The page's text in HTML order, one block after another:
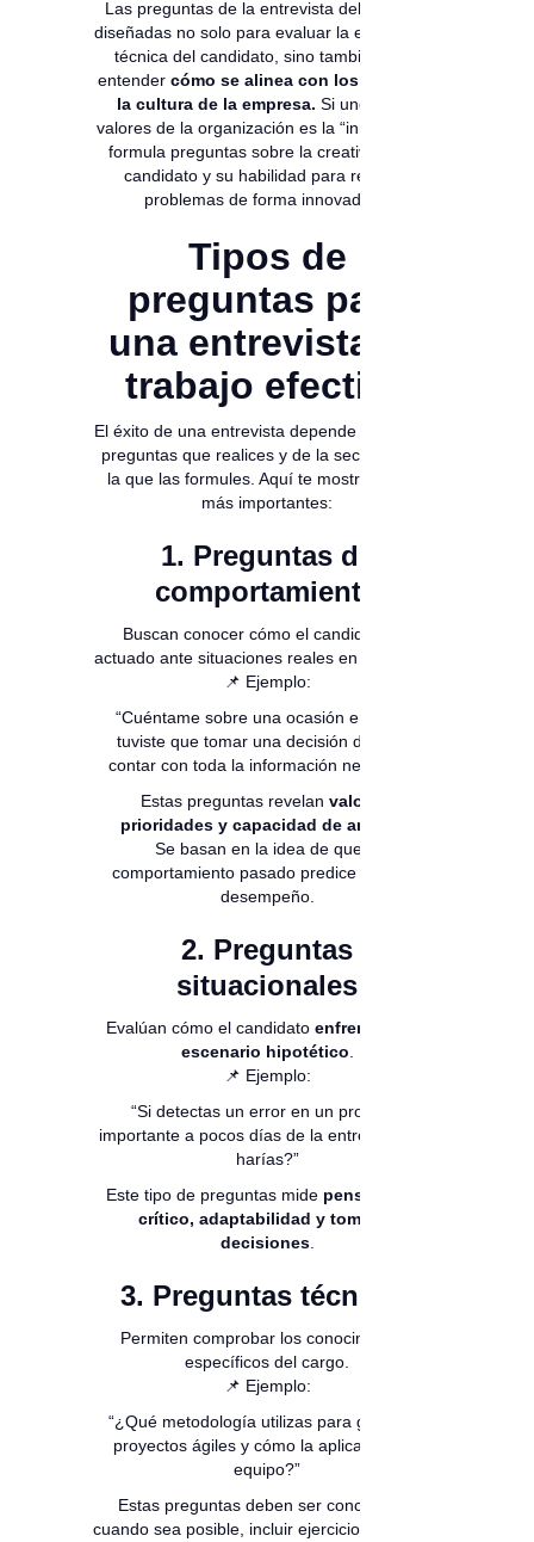
Las preguntas de la entrevista deben estar
diseñadas no solo para evaluar la experiencia
técnica del candidato, sino también para
entender cómo se alinea con los valores y
la cultura de la empresa. Si uno de los
valores de la organización es la “innovación”,
formula preguntas sobre la creatividad del
candidato y su habilidad para resolver
problemas de forma innovadora.
Tipos de
preguntas para
una entrevista de
trabajo efectiva
El éxito de una entrevista depende del tipo de
preguntas que realices y de la secuencia en
la que las formules. Aquí te mostramos las
más importantes:
1. Preguntas de
comportamiento
Buscan conocer cómo el candidato ha
actuado ante situaciones reales en el pasado.
📌 Ejemplo:
“Cuéntame sobre una ocasión en la que
tuviste que tomar una decisión difícil sin
contar con toda la información necesaria.”
Estas preguntas revelan valores,
prioridades y capacidad de análisis
Se basan en la idea de que el
comportamiento pasado predice el futuro
desempeño.
2. Preguntas
situacionales
Evalúan cómo el candidato enfrentaría un
escenario hipotético
📌 Ejemplo:
“Si detectas un error en un proyecto
importante a pocos días de la entrega, ¿qué
harías?”
Este tipo de preguntas mide pensamiento
crítico, adaptabilidad y toma de
decisiones.
3. Preguntas técnicas
Permiten comprobar los conocimientos
específicos del cargo.
📌 Ejemplo:
“¿Qué metodología utilizas para gestionar
proyectos ágiles y cómo la aplicas con tu
equipo?”
Estas preguntas deben ser concretas y,
cuando sea posible, incluir ejercicios prácticos